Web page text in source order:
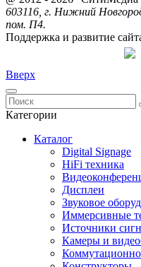
603116, г. Нижний
пом. П4.
Поддержка и развитие
Вверх
Категории
Каталог
Digital Signage
HiFi техника
Дисплеи
Звуковое
Иммерсивные
Источники
Камеры и